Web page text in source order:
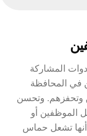
المشاركة
في المحافظة
وتحفزهم. وتحسن
الموظفين أو
أنها تشعل حماس